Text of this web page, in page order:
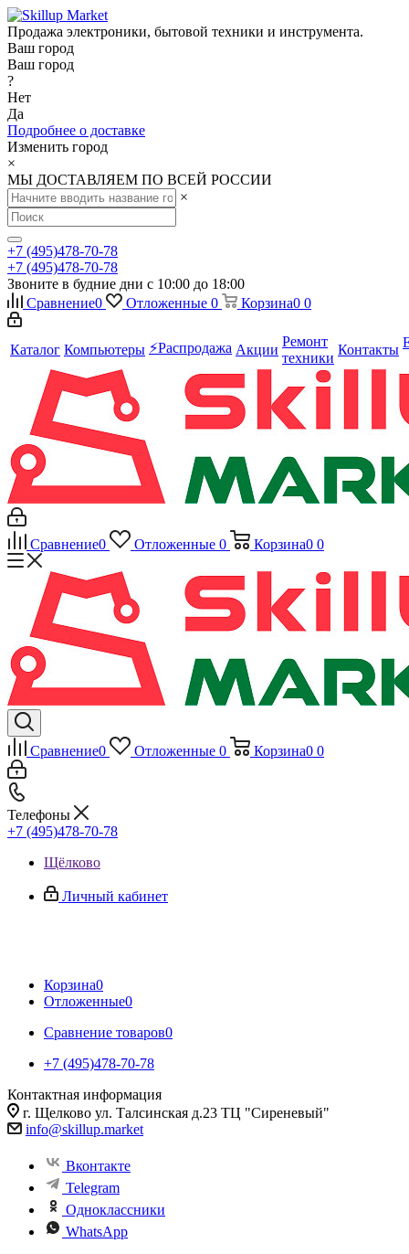
Продажа электроники, бытовой техники и инструмента.
Ваш город
Ваш город
?
Нет
Да
Подробнее о доставке
Изменить город
×
МЫ ДОСТАВЛЯЕМ ПО ВСЕЙ РОССИИ
×
+7 (495)478-70-78
+7 (495)478-70-78
Звоните в будние дни с 10:00 до 18:00
Сравнение0 Отложенные 0 Корзина0 0
Каталог Компьютеры ⚡️Распродажа Акции
Ремонт
техники
Контакты
Сравнение0 Отложенные 0 Корзина0 0
Сравнение0 Отложенные 0 Корзина0 0
Телефоны
+7 (495)478-70-78
Щёлково
Личный кабинет
Корзина0
Отложенные0
Сравнение товаров0
+7 (495)478-70-78
Контактная информация
г. Щелково ул. Талсинская д.23 ТЦ "Сиреневый"
info@skillup.market
Вконтакте
Telegram
Одноклассники
WhatsApp